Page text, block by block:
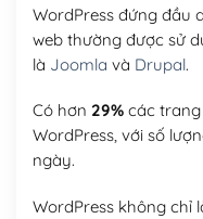
WordPress đứng đầu
web thường được sử
là Joomla và Drupal.
Có hơn 29%các trang
WordPress, với số
ngày.
WordPress không chỉ